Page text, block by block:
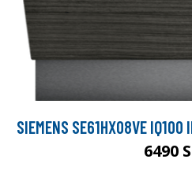
SIEMENS SE61HX08VE IQ100
6490